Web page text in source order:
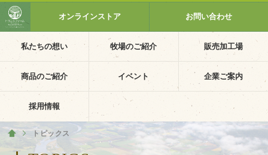
私たちの想い 牧場のご紹介 販売加工場
商品のご紹介 イベント 企業ご案内
採用情報
オンラインストア お問い合わせ
ホーム
トピックス
ホーム
私たちの想い
PV動画
イベントカレンダー
イベント一覧